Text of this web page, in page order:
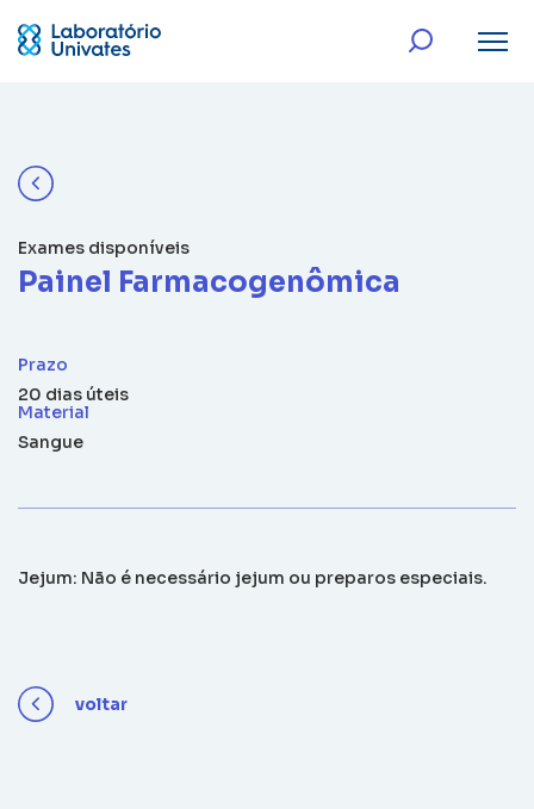
Exames disponíveis
Painel Farmacogenômica
Prazo
20 dias úteis
Material
Sangue
Jejum: Não é necessário jejum ou preparos especiais.
voltar